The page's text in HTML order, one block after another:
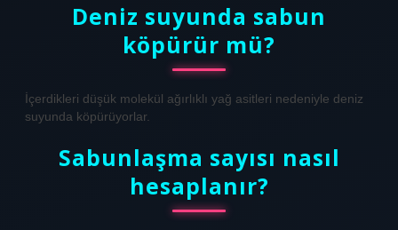
Deniz suyunda sabun
köpürür mü?
İçerdikleri düşük molekül ağırlıklı yağ asitleri nedeniyle deniz
suyunda köpürüyorlar.
Sabunlaşma sayısı nasıl
hesaplanır?